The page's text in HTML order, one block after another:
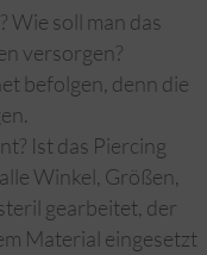
Wie soll man das
versorgen?
befolgen, denn die
Ist das Piercing
Winkel, Größen,
gearbeitet, der
Material eingesetzt